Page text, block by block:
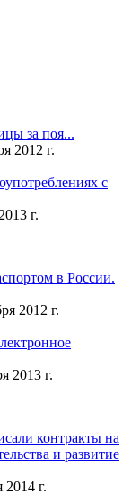
за поя...
2012 г.
с
г.
в России.
2012 г.
2013 г.
контракты на
и развитие
2014 г.